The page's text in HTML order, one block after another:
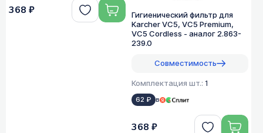
368 ₽
Гигиенический фильтр для
Karcher VC5, VC5 Premium,
VC5 Cordless - аналог 2.863-
239.0
Совместимость
Комплектация шт.: 1
62 ₽ в
368 ₽